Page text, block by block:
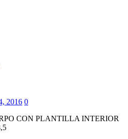
2016 0
CON PLANTILLA INTERIOR